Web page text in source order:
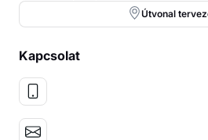
Útvonal
Kapcsolat